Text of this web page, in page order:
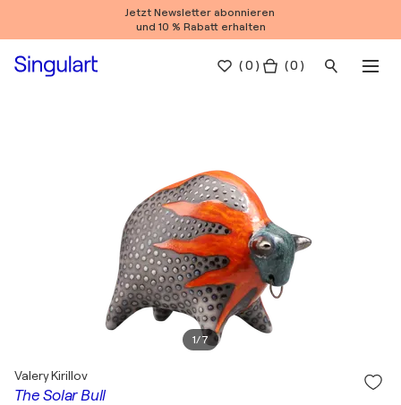
Jetzt Newsletter abonnieren
und 10 % Rabatt erhalten
(0 ) ( 0 )
1/7
The Solar Bull
Valery Kirillov